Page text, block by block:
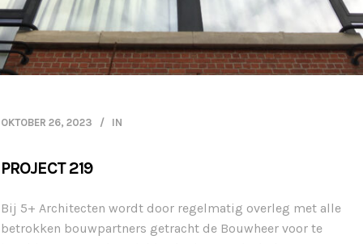
OKTOBER 26, 2023 IN
PROJECT 219
Bij 5+ Architecten wordt door regelmatig overleg met alle
betrokken bouwpartners getracht de Bouwheer voor te